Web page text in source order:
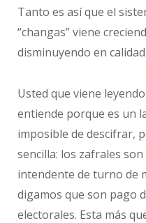
Tanto es así que el
“changas” viene
disminuyendo en
Usted que viene
entiende porque es un
imposible de descifrar,
sencilla: los zafrales
intendente de turno de
digamos que son pago
electorales. Esta más